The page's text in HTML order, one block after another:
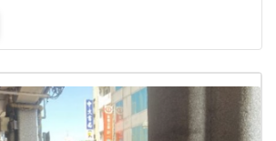
經濟—即為永續發展的導論課程....